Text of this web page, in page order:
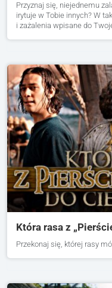
Przyznaj się, niejednemu
irytuje w Tobie innych? W
i zażalenia wpisane do
Która rasa z
Przekonaj się, której rasy